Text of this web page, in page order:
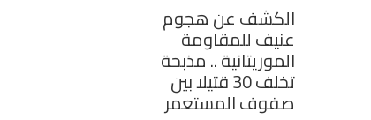
الكشف عن هجوم
عنيف للمقاومة
الموريتانية .. مذبحة
تخلف 30 قتيلا بين
صفوف المستعمر